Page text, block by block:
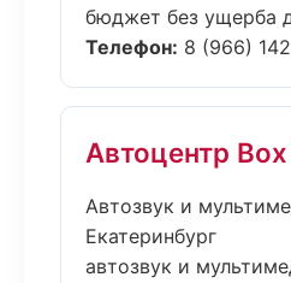
бюджет без ущерба
Телефон: 8 (966)
Автоцентр
Автозвук и
Екатеринбург
автозвук и